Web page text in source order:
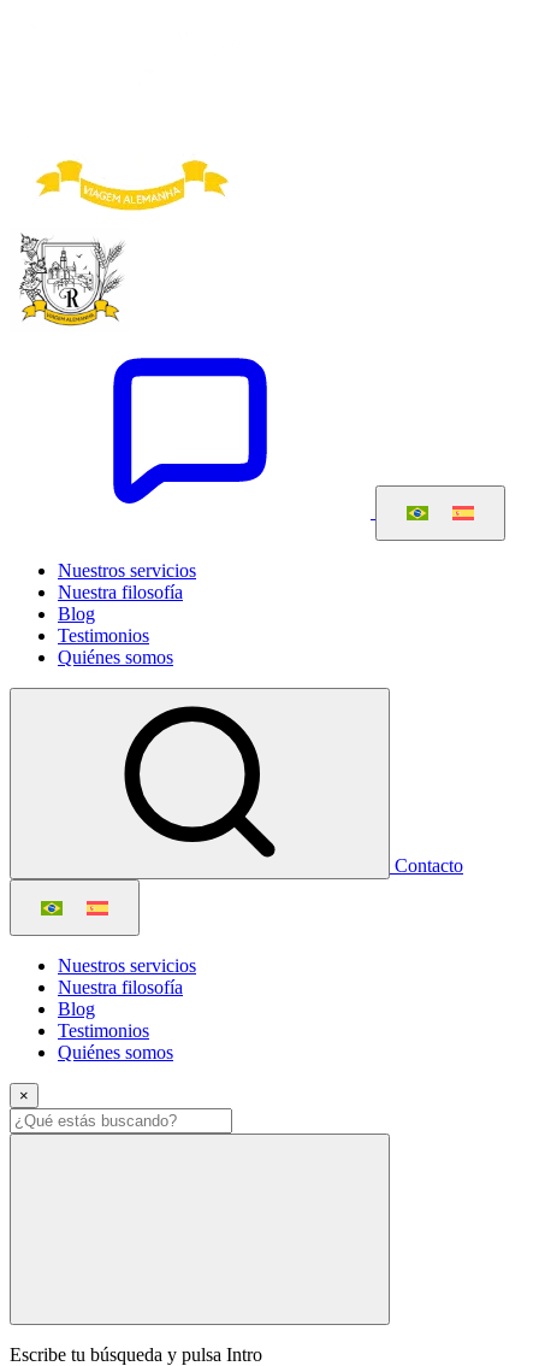
Nuestros servicios
Nuestra filosofía
Blog
Testimonios
Quiénes somos
Contacto
Nuestros servicios
Nuestra filosofía
Blog
Testimonios
Quiénes somos
×
Escribe tu búsqueda y pulsa Intro